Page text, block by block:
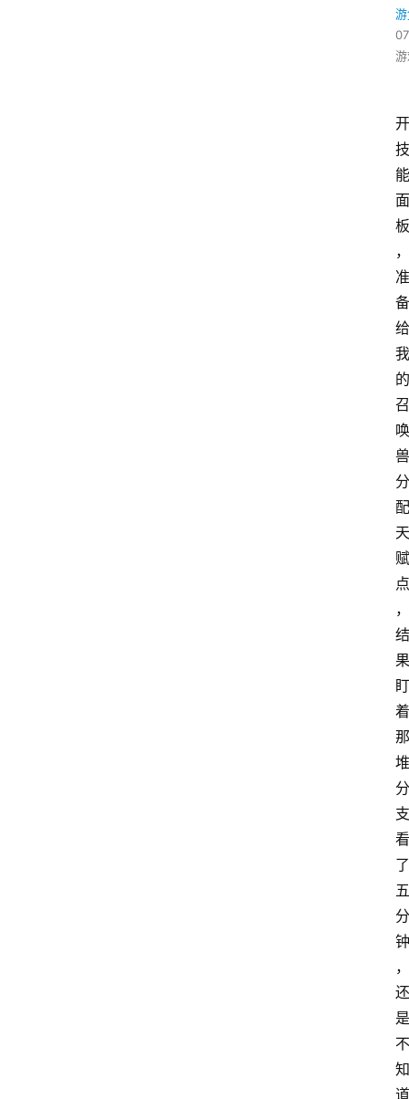
开
技
能
面
板
，
准
备
给
我
的
召
唤
兽
分
配
天
赋
点
，
结
果
盯
着
那
堆
分
支
看
了
五
分
钟
，
还
是
不
知
道